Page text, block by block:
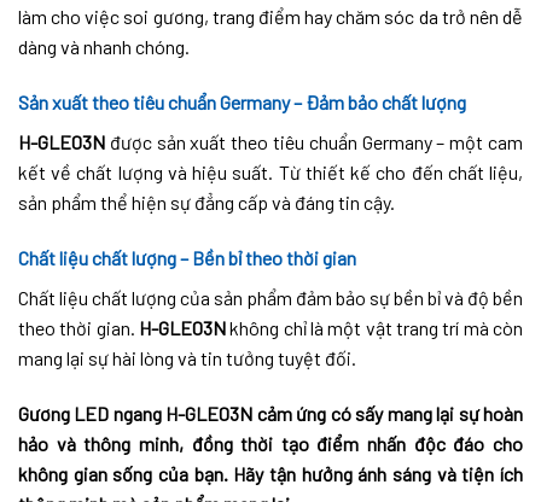
làm cho việc soi gương, trang điểm hay chăm sóc da trở nên dễ
dàng và nhanh chóng.
Sản xuất theo tiêu chuẩn Germany – Đảm bảo chất lượng
H-GLE03N được sản xuất theo tiêu chuẩn Germany – một cam
kết về chất lượng và hiệu suất. Từ thiết kế cho đến chất liệu,
sản phẩm thể hiện sự đẳng cấp và đáng tin cậy.
Chất liệu chất lượng – Bền bỉ theo thời gian
Chất liệu chất lượng của sản phẩm đảm bảo sự bền bỉ và độ bền
theo thời gian. H-GLE03Nkhông chỉ là một vật trang trí mà còn
mang lại sự hài lòng và tin tưởng tuyệt đối.
Gương LED ngang H-GLE03N cảm ứng có sấy mang lại sự hoàn
hảo và thông minh, đồng thời tạo điểm nhấn độc đáo cho
không gian sống của bạn. Hãy tận hưởng ánh sáng và tiện ích